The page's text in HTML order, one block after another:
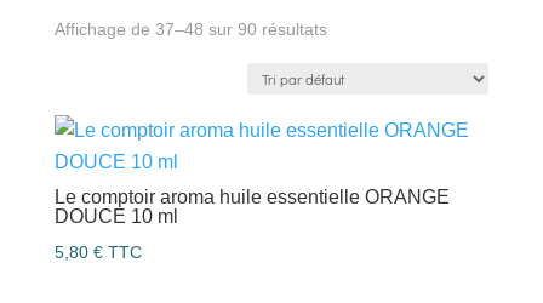
Affichage de 37–48 sur 90 résultats
Le comptoir aroma huile essentielle ORANGE
DOUCE 10 ml
5,80 € TTC